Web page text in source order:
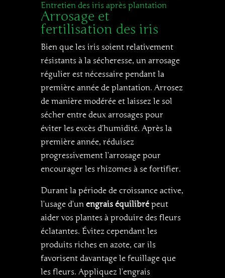
Entretien des iris après plantation
Arrosage et
fertilisation des iris
Bien que les iris soient relativement
résistants à la sécheresse, un arrosage
régulier est nécessaire pendant la
première année de plantation. Arrosez
de manière modérée et laissez le sol
sécher entre deux arrosages pour
éviter les excès d’humidité. Après la
première année, réduisez
progressivement l’arrosage pour
encourager les rhizomes à se fortifier.
Durant la période de croissance active,
l’usage d’un engrais équilibré peut
aider vos plantes à produire des fleurs
éclatantes. Évitez cependant les
produits riches en azote, car ils
favorisent davantage le feuillage que
les fleurs. Appliquez l’engrais